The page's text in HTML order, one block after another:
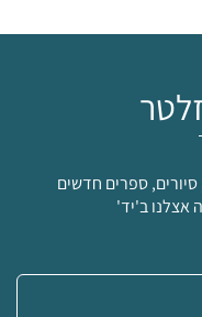
ספרים חדשים
אצלנו ב'יד'